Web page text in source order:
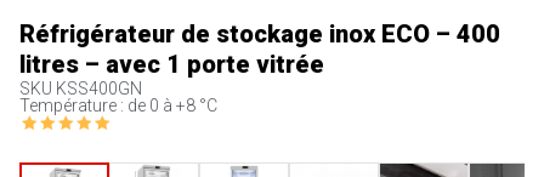
Réfrigérateur de stockage inox ECO – 400
litres – avec 1 porte vitrée
SKU KSS400GN
Température : de 0 à +8 °C